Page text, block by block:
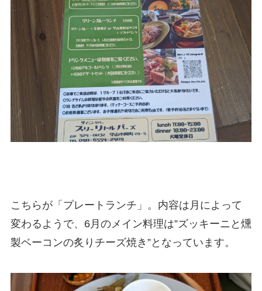
こちらが「プレートランチ」。内容は月によって
変わるようで、6月のメイン料理は”ズッキーニと燻
製ベーコンの炙りチーズ焼き”となっています。